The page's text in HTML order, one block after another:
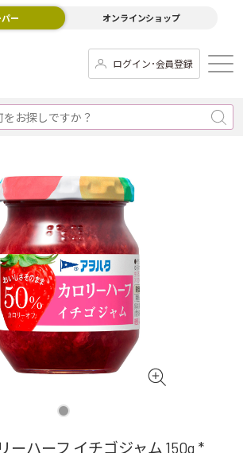
ー オンラインショップ
ログイン･会員登録
ーハーフ イチゴジャム 150g *